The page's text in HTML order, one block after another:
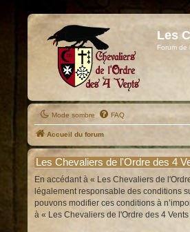
Les
Forum de
Mode sombre FAQ
Accueil du forum
Les Chevaliers de l'Ordre des 4
En accédant à « Les Chevaliers de
légalement responsable des conditions
pouvons modifier ces conditions à
à « Les Chevaliers de l'Ordre des 4